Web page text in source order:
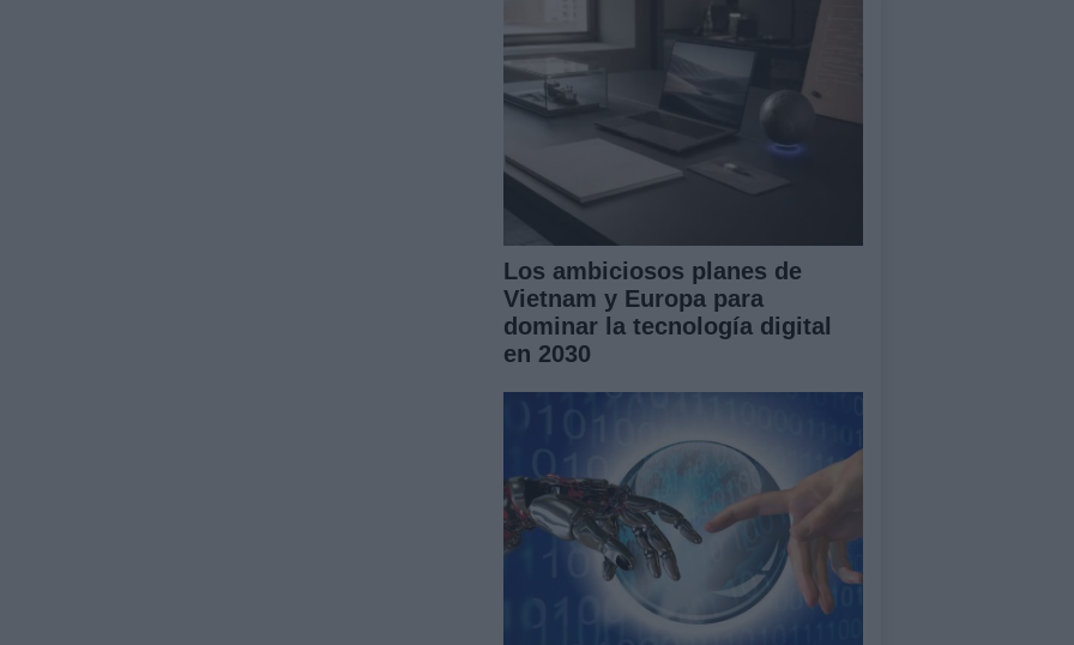
Los ambiciosos planes de
Vietnam y Europa para
dominar la tecnología digital
en 2030